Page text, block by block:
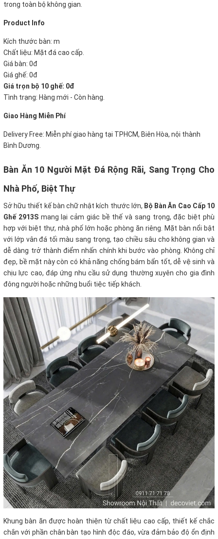
trong toàn bộ không gian.
Product Info
Kích thước bàn: m
Chất liệu: Mặt đá cao cấp.
Giá bàn: 0đ
Giá ghế: 0đ
Giá trọn bộ 10 ghế: 0đ
Tình trạng: Hàng mới - Còn hàng.
Giao Hàng Miễn Phí
Delivery Free: Miễn phí giao hàng tại TPHCM, Biên Hòa, nội thành
Bình Dương.
Bàn Ăn 10 Người Mặt Đá Rộng Rãi, Sang Trọng Cho
Nhà Phố, Biệt Thự
Sở hữu thiết kế bàn chữ nhật kích thước lớn, Bộ Bàn Ăn Cao Cấp 10
Ghế 2913Smang lại cảm giác bề thế và sang trọng, đặc biệt phù
hợp với biệt thự, nhà phố lớn hoặc phòng ăn riêng. Mặt bàn nổi bật
với lớp vân đá tối màu sang trọng, tạo chiều sâu cho không gian và
dễ dàng trở thành điểm nhấn chính khi bước vào phòng. Không chỉ
đẹp, bề mặt này còn có khả năng chống bám bẩn tốt, dễ vệ sinh và
chịu lực cao, đáp ứng nhu cầu sử dụng thường xuyên cho gia đình
đông người hoặc những buổi tiệc tiếp khách.
Khung bàn ăn được hoàn thiện từ chất liệu cao cấp, thiết kế chắc
chắn với phần chân bàn tạo hình độc đáo, vừa đảm bảo độ ổn định